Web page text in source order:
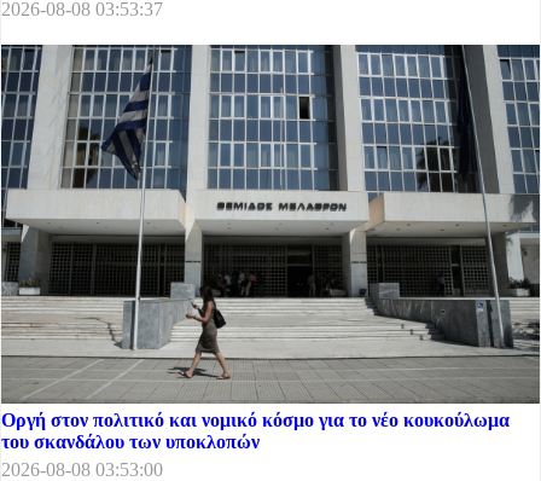
2026-08-08 03:53:37
Οργή στον πολιτικό και νομικό κόσμο για το νέο κουκούλωμα
του σκανδάλου των υποκλοπών
2026-08-08 03:53:00